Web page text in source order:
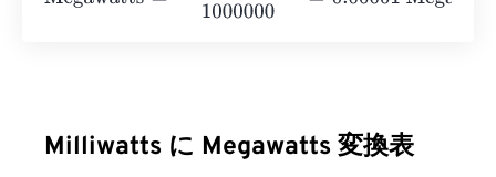
Milliwatts に Megawatts 変換表